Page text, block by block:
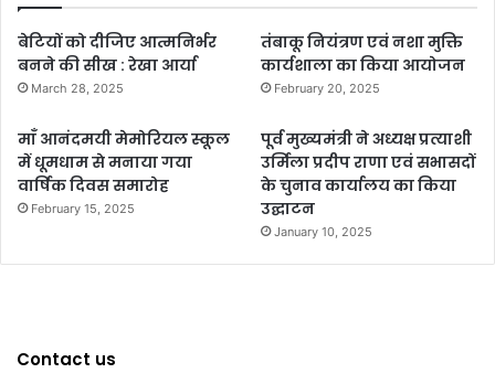
बेटियों को दीजिए आत्मनिर्भर
बनने की सीख : रेखा आर्या
March 28, 2025
तंबाकू नियंत्रण एवं नशा मुक्ति
कार्यशाला का किया आयोजन
February 20, 2025
माँ आनंदमयी मेमोरियल स्कूल
में धूमधाम से मनाया गया
वार्षिक दिवस समारोह
February 15, 2025
पूर्व मुख्यमंत्री ने अध्यक्ष प्रत्याशी
उर्मिला प्रदीप राणा एवं सभासदों
के चुनाव कार्यालय का किया
उद्घाटन
January 10, 2025
Contact us